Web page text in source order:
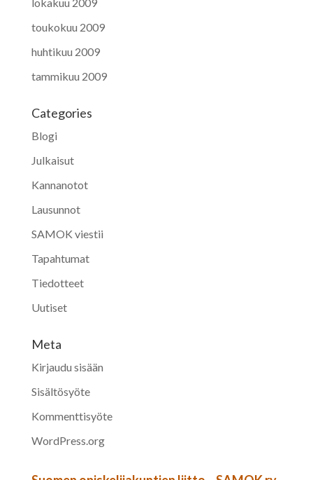
toukokuu 2009
huhtikuu 2009
tammikuu 2009
Categories
Blogi
Julkaisut
Kannanotot
Lausunnot
SAMOK viestii
Tapahtumat
Tiedotteet
Uutiset
Meta
Kirjaudu sisään
Sisältösyöte
Kommenttisyöte
WordPress.org